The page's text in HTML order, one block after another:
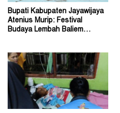
Bupati Kabupaten Jayawijaya
Atenius Murip: Festival
Budaya Lembah Baliem